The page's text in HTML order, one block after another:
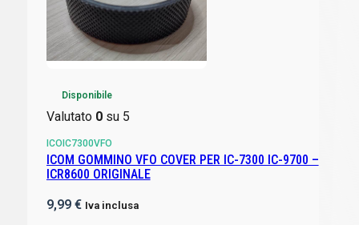
Disponibile
Valutato 0su 5
ICOIC7300VFO
ICOM GOMMINO VFO COVER PER IC-7300 IC-9700 –
ICR8600 ORIGINALE
9,99 € Iva inclusa